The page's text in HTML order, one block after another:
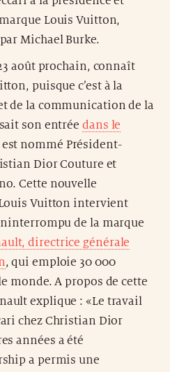
Louis Vuitton,
Michael Burke.
août prochain, connaît
puisque c’est à la
de la communication de la
son entrée dans le
est nommé Président-
Dior Couture et
Cette nouvelle
Vuitton intervient
de la marque
directrice générale
, qui emploie 30 000
monde. A propos de cette
explique : «Le travail
chez Christian Dior
années a été
a permis une